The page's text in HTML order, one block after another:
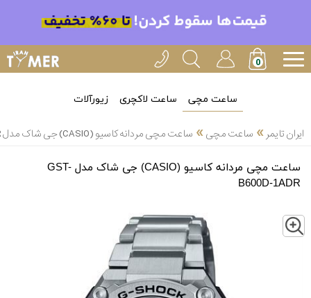
ساعت مچی ساعت لاکچری زیورآلات
ایران تایمر » ساعت مچی» ساعت مچی مردانه کاسیو (CASIO) جی شاک مدل GST-B600D-1ADR
ساعت مچی مردانه کاسیو (CASIO) جی شاک مدل GST-
B600D-1ADR